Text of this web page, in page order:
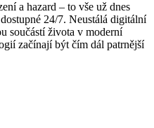
a hazard – to vše už dnes
24/7. Neustálá digitální
součástí života v moderní
začínají být čím dál patrnější